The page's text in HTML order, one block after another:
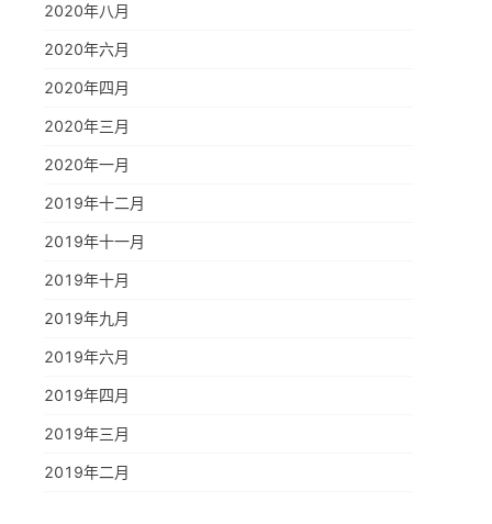
2020年八月
2020年六月
2020年四月
2020年三月
2020年一月
2019年十二月
2019年十一月
2019年十月
2019年九月
2019年六月
2019年四月
2019年三月
2019年二月